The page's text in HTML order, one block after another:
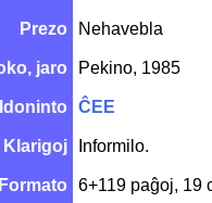
Prezo Nehavebla
jaro Pekino, 1985
ĈEE
Klarigoj Informilo.
Formato 6+119 paĝoj, 19